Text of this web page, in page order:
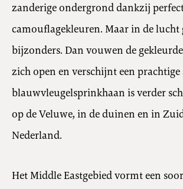
zanderige ondergrond dankzij
camouflagekleuren. Maar in de lucht
bijzonders. Dan vouwen de
zich open en verschijnt een
blauwvleugelsprinkhaan is verder
op de Veluwe, in de duinen en in
Nederland.
Het Middle Eastgebied vormt een